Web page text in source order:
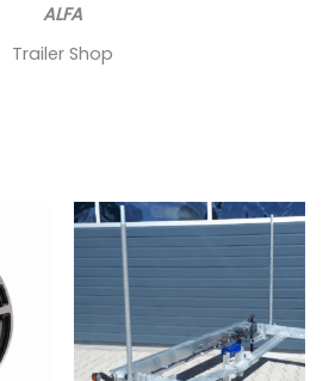
ALFA
Trailer Shop